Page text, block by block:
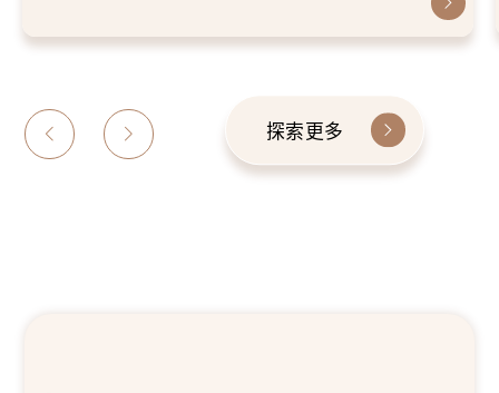
探索更多